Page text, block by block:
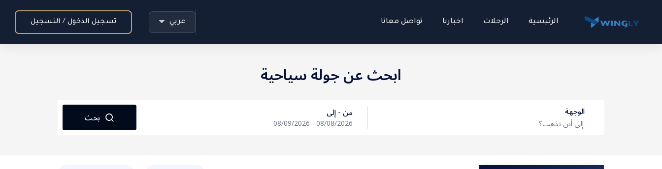
الرئيسية الرحلات اخبارنا تواصل معانا عربي تسجيل الدخول / التسجيل
ابحث عن جولة سياحية
الوجهة من - إلى
08/08/2026
-
08/09/2026
بحث